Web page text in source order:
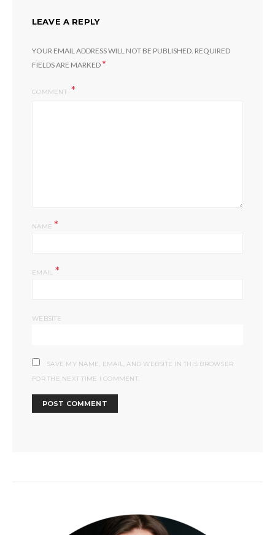
LEAVE A REPLY
YOUR EMAIL ADDRESS WILL NOT BE PUBLISHED. REQUIRED
FIELDS ARE MARKED*
COMMENT
NAME*
EMAIL *
WEBSITE
SAVE MY NAME, EMAIL, AND WEBSITE IN THIS BROWSER
FOR THE NEXT TIME I COMMENT.